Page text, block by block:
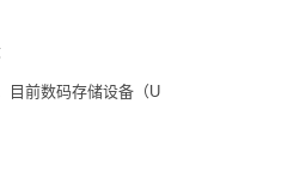
前数码存储设备（U